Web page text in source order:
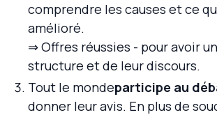
comprendre les causes et ce
amélioré.
⇒ Offres réussies - pour avoir
structure et de leur discours.
Tout le mondeparticipe au
donner leur avis. En plus de